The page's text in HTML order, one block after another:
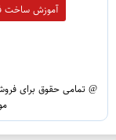
آموزش ساخت
@ تمامی حقوق برای